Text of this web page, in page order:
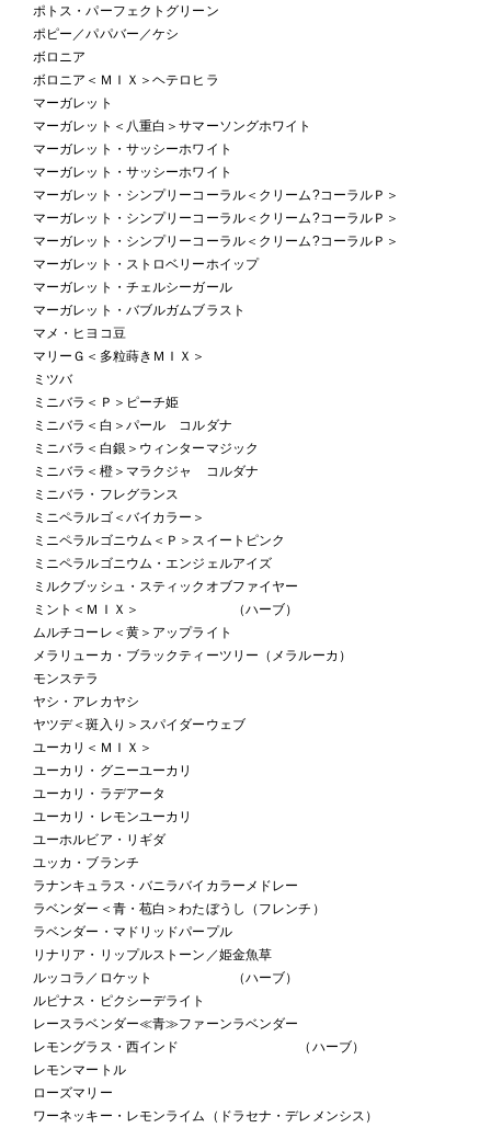
ポトス・パーフェクトグリーン
ポピー／パパバー／ケシ
ボロニア
ボロニア＜ＭＩＸ＞ヘテロヒラ
マーガレット
マーガレット＜八重白＞サマーソングホワイト
マーガレット・サッシーホワイト
マーガレット・サッシーホワイト
マーガレット・シンプリーコーラル＜クリーム?コーラルＰ＞
マーガレット・シンプリーコーラル＜クリーム?コーラルＰ＞
マーガレット・シンプリーコーラル＜クリーム?コーラルＰ＞
マーガレット・ストロベリーホイップ
マーガレット・チェルシーガール
マーガレット・バブルガムブラスト
マメ・ヒヨコ豆
マリーＧ＜多粒蒔きＭＩＸ＞
ミツバ
ミニバラ＜Ｐ＞ピーチ姫
ミニバラ＜白＞パール コルダナ
ミニバラ＜白銀＞ウィンターマジック
ミニバラ＜橙＞マラクジャ コルダナ
ミニバラ・フレグランス
ミニペラルゴ＜バイカラー＞
ミニペラルゴニウム＜Ｐ＞スイートピンク
ミニペラルゴニウム・エンジェルアイズ
ミルクブッシュ・スティックオブファイヤー
ミント＜ＭＩＸ＞ （ハーブ）
ムルチコーレ＜黄＞アップライト
メラリューカ・ブラックティーツリー（メラルーカ）
モンステラ
ヤシ・アレカヤシ
ヤツデ＜斑入り＞スパイダーウェブ
ユーカリ＜ＭＩＸ＞
ユーカリ・グニーユーカリ
ユーカリ・ラデアータ
ユーカリ・レモンユーカリ
ユーホルビア・リギダ
ユッカ・ブランチ
ラナンキュラス・バニラバイカラーメドレー
ラベンダー＜青・苞白＞わたぼうし（フレンチ）
ラベンダー・マドリッドパープル
リナリア・リップルストーン／姫金魚草
ルッコラ／ロケット （ハーブ）
ルピナス・ピクシーデライト
レースラベンダー≪青≫ファーンラベンダー
レモングラス・西インド （ハーブ）
レモンマートル
ローズマリー
ワーネッキー・レモンライム（ドラセナ・デレメンシス）